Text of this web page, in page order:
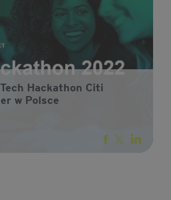
Hackathon Citi
w Polsce